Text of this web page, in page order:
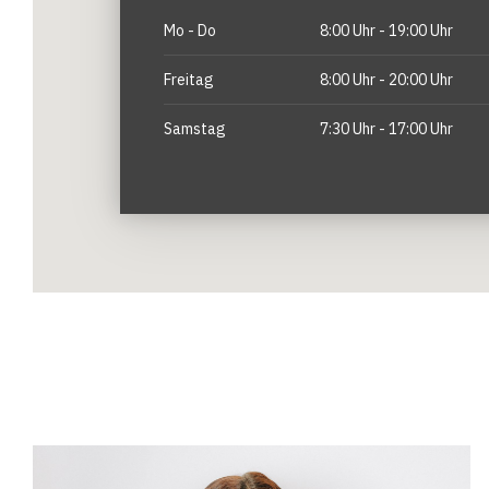
Mo - Do 8:00 Uhr - 19:00 Uhr
Freitag 8:00 Uhr - 20:00 Uhr
Samstag 7:30 Uhr - 17:00 Uhr